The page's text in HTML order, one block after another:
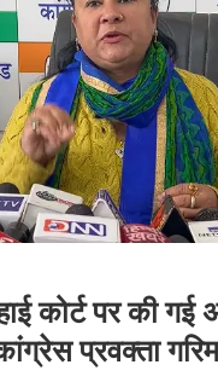
कोर्ट पर की गई
प्रवक्ता